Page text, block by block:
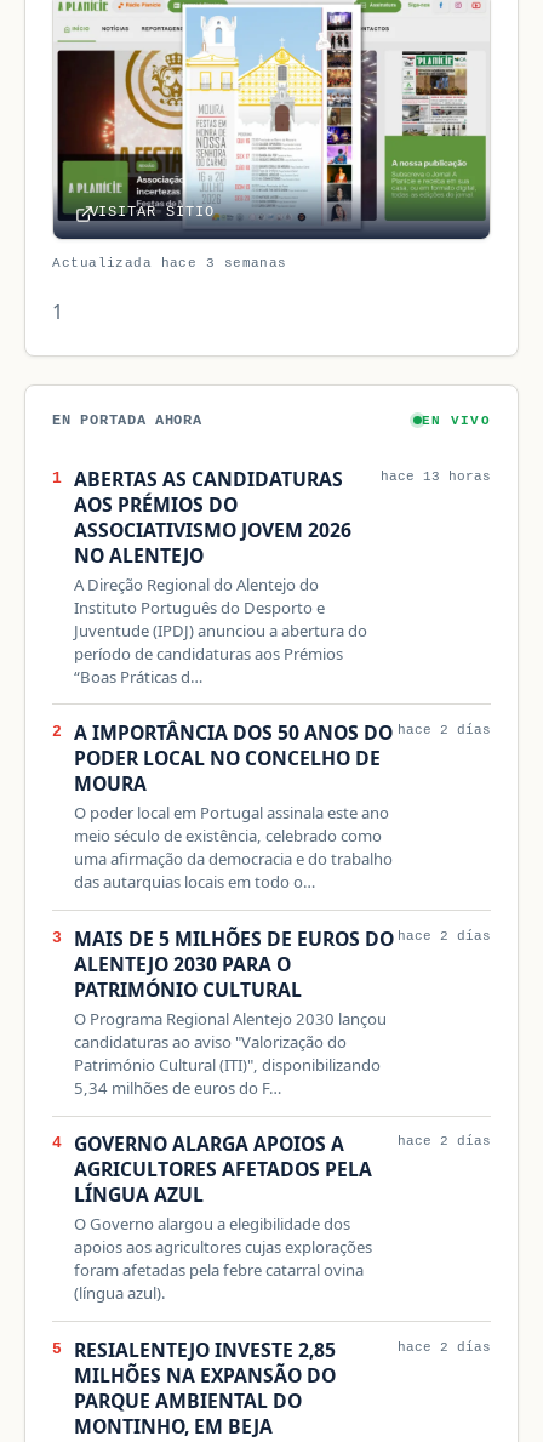
VISITAR SITIO
Actualizada hace 3 semanas
1
EN PORTADA AHORA EN VIVO
1
ABERTAS AS CANDIDATURAS
AOS PRÉMIOS DO
ASSOCIATIVISMO JOVEM 2026
NO ALENTEJO
A Direção Regional do Alentejo do
Instituto Português do Desporto e
Juventude (IPDJ) anunciou a abertura do
período de candidaturas aos Prémios
“Boas Práticas d…
hace 13 horas
2
A IMPORTÂNCIA DOS 50 ANOS DO
PODER LOCAL NO CONCELHO DE
MOURA
O poder local em Portugal assinala este ano
meio século de existência, celebrado como
uma afirmação da democracia e do trabalho
das autarquias locais em todo o…
hace 2 días
3
MAIS DE 5 MILHÕES DE EUROS DO
ALENTEJO 2030 PARA O
PATRIMÓNIO CULTURAL
O Programa Regional Alentejo 2030 lançou
candidaturas ao aviso "Valorização do
Património Cultural (ITI)", disponibilizando
5,34 milhões de euros do F…
hace 2 días
4
GOVERNO ALARGA APOIOS A
AGRICULTORES AFETADOS PELA
LÍNGUA AZUL
O Governo alargou a elegibilidade dos
apoios aos agricultores cujas explorações
foram afetadas pela febre catarral ovina
(língua azul).
hace 2 días
5
RESIALENTEJO INVESTE 2,85
MILHÕES NA EXPANSÃO DO
PARQUE AMBIENTAL DO
MONTINHO, EM BEJA
hace 2 días